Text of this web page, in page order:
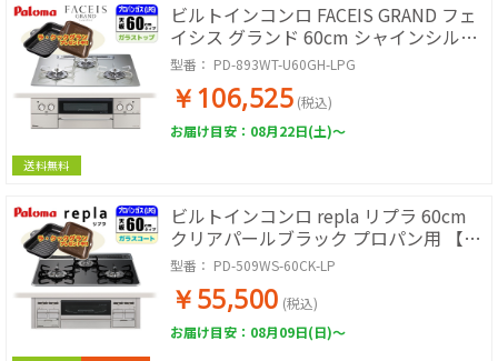
送料無料
ビルトインコンロ FACEIS GRAND フェ
イシス グランド 60cm シャインシルバ
ー プロパン用【日本製】台数限定!!
ラ・クックグランサービス!
型番： PD-893WT-U60GH-LPG
￥106,525 (税込)
お届け目安：08月22日(土)～
ビルトインコンロ repla リプラ 60cm
クリアパールブラック プロパン用 【日
本製】台数限定!!ラ・クックグランサー
ビス!
型番： PD-509WS-60CK-LP
￥55,500 (税込)
お届け目安：08月09日(日)～